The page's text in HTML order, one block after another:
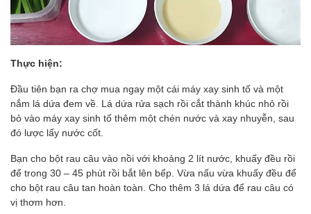
Thực hiện:
Đầu tiên bạn ra chợ mua ngay một cái máy xay sinh tố và một
nắm lá dứa đem về. Lá dứa rửa sạch rồi cắt thành khúc nhỏ rồi
bỏ vào máy xay sinh tố thêm một chén nước và xay nhuyễn, sau
đó lược lấy nước cốt.
Bạn cho bột rau câu vào nồi với khoảng 2 lít nước, khuấy đều rồi
để trong 30 – 45 phút rồi bắt lên bếp. Vừa nấu vừa khuấy đều để
cho bột rau câu tan hoàn toàn. Cho thêm 3 lá dứa để rau câu có
vị thơm hơn.